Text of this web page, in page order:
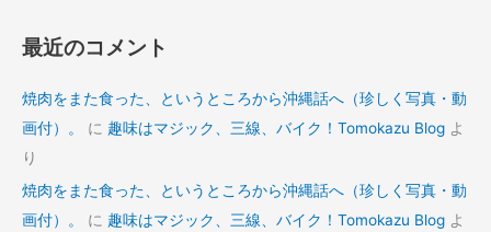
最近のコメント
焼肉をまた食った、というところから沖縄話へ（珍しく写真・動
画付）。
に 趣味はマジック、三線、バイク！Tomokazu Blog よ
り
焼肉をまた食った、というところから沖縄話へ（珍しく写真・動
画付）。
に 趣味はマジック、三線、バイク！Tomokazu Blog よ